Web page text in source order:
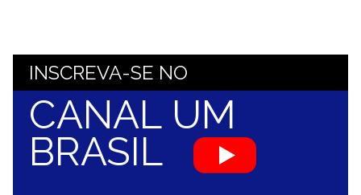
INSCREVA-SE NO
CANAL UM
BRASIL